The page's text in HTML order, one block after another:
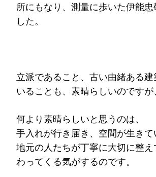
所にもなり、測量に歩いた伊能忠
した。
立派であること、古い由緒ある
いることも、素晴らしいのですが、
何より素晴らしいと思うのは、
手入れが行き届き、空間が生きて
地元の人たちが丁寧に大切に整
わってくる気がするのです。